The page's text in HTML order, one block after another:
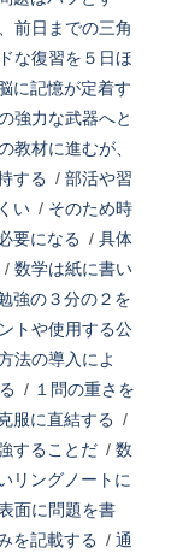
前日までの三角
な復習を５日ほ
に記憶が定着す
強力な武器へと
教材に進むが、
する / 部活や習
い / そのため時
要になる / 具体
/ 数学は紙に書い
強の３分の２を
トや使用する公
法の導入によ
/ １問の重さを
服に直結する /
することだ / 数
リングノートに
面に問題を書
を記載する / 通